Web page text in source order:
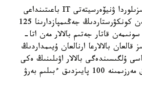
قورقىت اتا اتىنداعى قىزىلوردا ۋنيۆەرسيتەتى IT باعىتىنداعى
وليمپيادالار، جوبالار مەن كونكۋرستاردىڭ جەڭىمپازدارىنا 125
قاتار جەتىم بالالار مەن اتا-
قالعان بالالارعا ارنالعان ۇيىمداردىڭ
ۇلگىسىندەگى بالالار اۋىلىنىڭ ەكى
تۇلەگىنە وقۋدىڭ تولىق مەرزىمىنە 100 پايىزدىق ءبىلىم بەرۋ